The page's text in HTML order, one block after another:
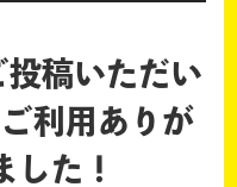
稿いただい
ご利用ありが
した！